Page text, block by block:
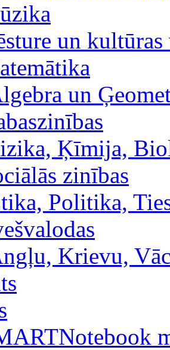
un kultūras
un
Ķīmija,
zinības
Politika,
Krievu,